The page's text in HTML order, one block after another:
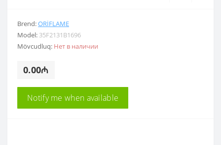
Brend:ORIFLAME
Model: 35F2131B1696
Mövcudluq: Нет в наличии
0.00₼
Notify me when available